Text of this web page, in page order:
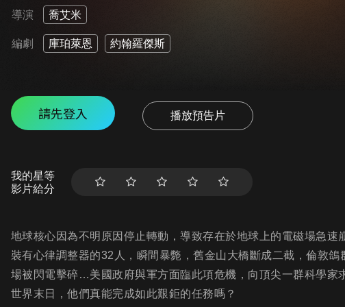
導演 喬艾米
編劇 庫珀萊恩 約翰羅傑斯
請先登入 播放預告片
我的星等
影片給分
地球核心因為不明原因停止轉動，導致存在於地球上的電磁場急
裝有心律調整器的32人，瞬間暴斃，舊金山大橋斷成二截，倫敦
場被閃電擊碎…美國政府與軍方面臨此項危機，向頂尖一群科學家
世界末日，他們真能完成如此艱鉅的任務嗎？